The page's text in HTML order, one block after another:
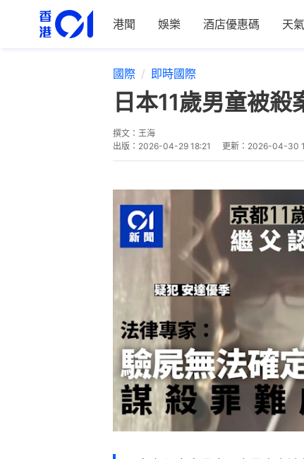
港聞 娛樂 酒店優惠碼 天
國際 即時國際
日本11歲男童被
撰文： 王海
出版： 2026-04-29 18:21 更新： 2026-04-30